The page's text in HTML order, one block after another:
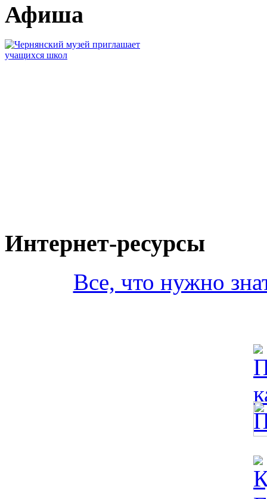
Афиша
Интернет-ресурсы
Все, что нужно